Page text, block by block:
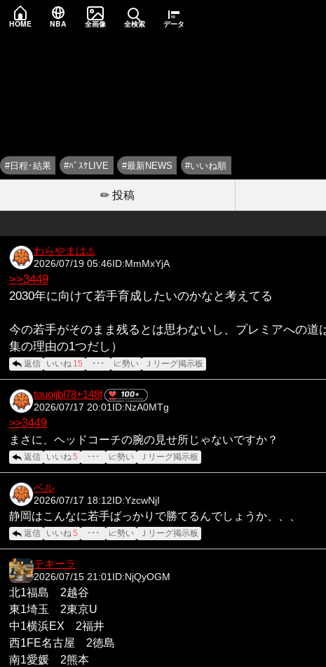
HOME NBA 全画像 全検索 データ
#日程･結果 #ﾊﾞｽｹLIVE #最新NEWS #いいね順
✏ 投稿
わらやまは⚠️
2026/07/19 05:46 ID:MmMxYjA
>>3449
2030年に向けて若手育成したいのかなと考えてる
今の若手がそのまま残るとは思わないし、プレミアへの
集の理由の1つだし）
返信 いいね 15 ･･･ 📈勢い Ｊリーグ掲示板
touoijbl78+148f
2026/07/17 20:01 ID:NzA0MTg
>>3449
まさに、ヘッドコーチの腕の見せ所じゃないですか？
返信 いいね5 ･･･ 📈勢い Ｊリーグ掲示板
ベル
2026/07/17 18:12 ID:YzcwNjI
静岡はこんなに若手ばっかりで勝てるんでしょうか、、、
返信 いいね5 ･･･ 📈勢い Ｊリーグ掲示板
テキーラ
2026/07/15 21:01 ID:NjQyOGM
北1福島 2越谷
東1埼玉 2東京U
中1横浜EX 2福井
西1FE名古屋 2徳島
南1愛媛 2熊本